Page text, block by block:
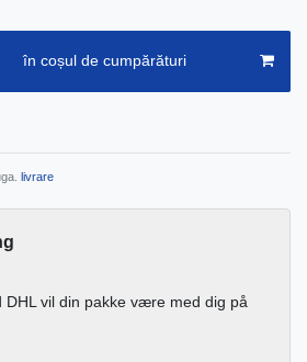
în coșul de cumpărături
livrare
DHL vil din pakke være med dig på